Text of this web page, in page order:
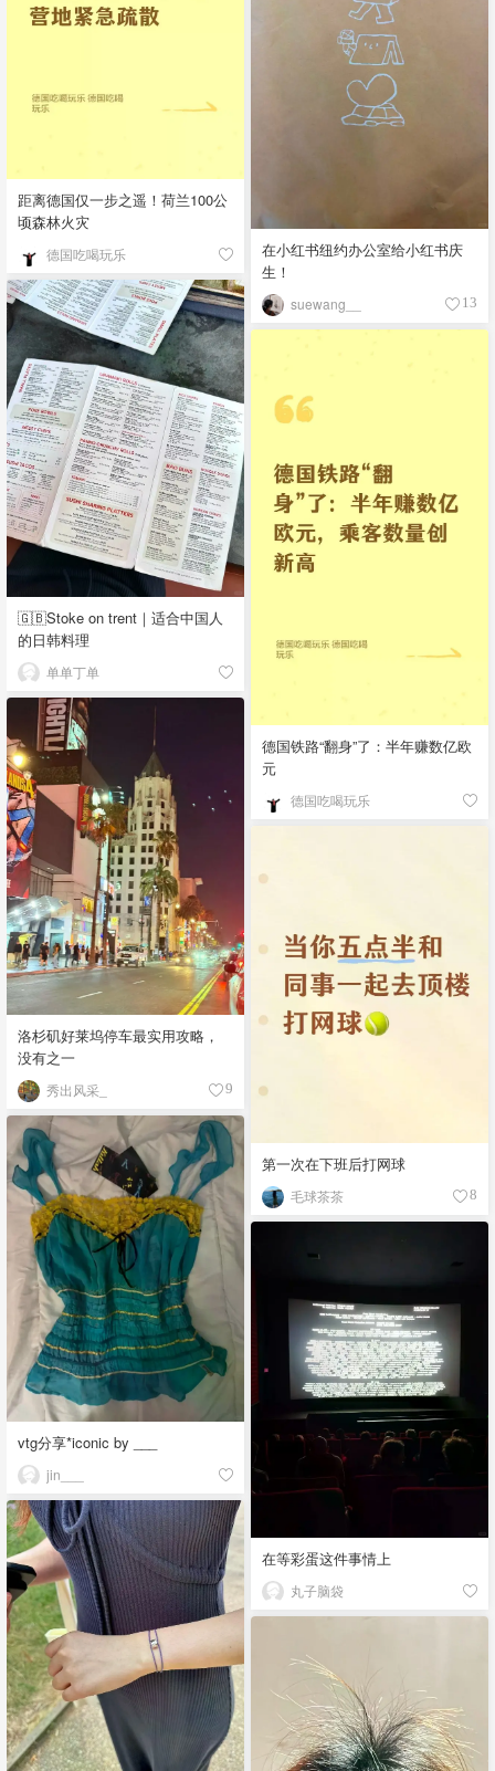
距离德国仅一步之遥！荷兰100公
顷森林火灾
德国吃喝玩乐
在小红书纽约办公室给小红书庆
生！
suewang__ 13
🇬🇧Stoke on trent｜适合中国人
的日韩料理
单单丁单
德国铁路“翻身”了：半年赚数亿欧
元
德国吃喝玩乐
洛杉矶好莱坞停车最实用攻略，
没有之一
秀出风采_ 9
第一次在下班后打网球
毛球茶茶 8
vtg分享*iconic by ___
jin___
在等彩蛋这件事情上
丸子脑袋